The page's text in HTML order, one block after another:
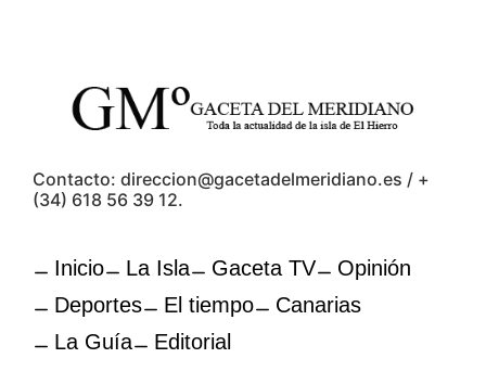
Contacto: direccion@gacetadelmeridiano.es / +
(34) 618 56 39 12.
Inicio La Isla Gaceta TV
Opinión
Deportes
El tiempo
Canarias
La Guía
Editorial